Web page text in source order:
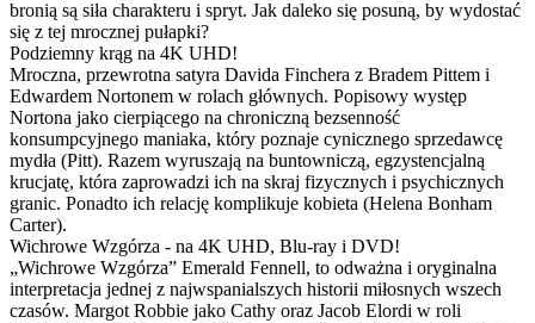
bronią są siła charakteru i spryt. Jak daleko się posuną, by wydostać
się z tej mrocznej pułapki?
Podziemny krąg na 4K UHD!
Mroczna, przewrotna satyra Davida Finchera z Bradem Pittem i
Edwardem Nortonem w rolach głównych. Popisowy występ
Nortona jako cierpiącego na chroniczną bezsenność
konsumpcyjnego maniaka, który poznaje cynicznego sprzedawcę
mydła (Pitt). Razem wyruszają na buntowniczą, egzystencjalną
krucjatę, która zaprowadzi ich na skraj fizycznych i psychicznych
granic. Ponadto ich relację komplikuje kobieta (Helena Bonham
Carter).
Wichrowe Wzgórza - na 4K UHD, Blu-ray i DVD!
„Wichrowe Wzgórza” Emerald Fennell, to odważna i oryginalna
interpretacja jednej z najwspanialszych historii miłosnych wszech
czasów. Margot Robbie jako Cathy oraz Jacob Elordi w roli